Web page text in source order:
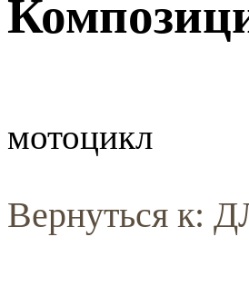
мотоцикл
Вернуться